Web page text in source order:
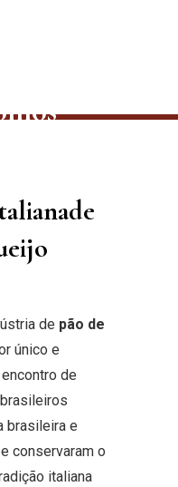
de
de pão de
único e
de
brasileira e
conservaram o
italiana